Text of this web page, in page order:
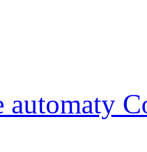
automaty